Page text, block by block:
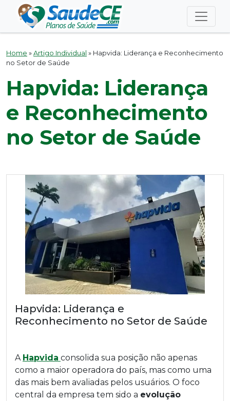
Home » Artigo Individual » Hapvida: Liderança e Reconhecimento
no Setor de Saúde
Hapvida: Liderança
e Reconhecimento
no Setor de Saúde
Hapvida: Liderança e
Reconhecimento no Setor de Saúde
A Hapvida consolida sua posição não apenas
como a maior operadora do país, mas como uma
das mais bem avaliadas pelos usuários. O foco
central da empresa tem sido a evolução